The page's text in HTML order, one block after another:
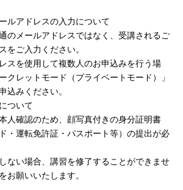
ルアドレスの入力について
のメールアドレスではなく、受講されるご
をご入力ください。
スを使用して複数人のお申込みを行う場
クレットモード（プライベートモード）」
込みください。
ついて
人確認のため、顔写真付きの身分証明書
・運転免許証・パスポート等）の提出が必
ない場合、講習を修了することができませ
お願いいたします。